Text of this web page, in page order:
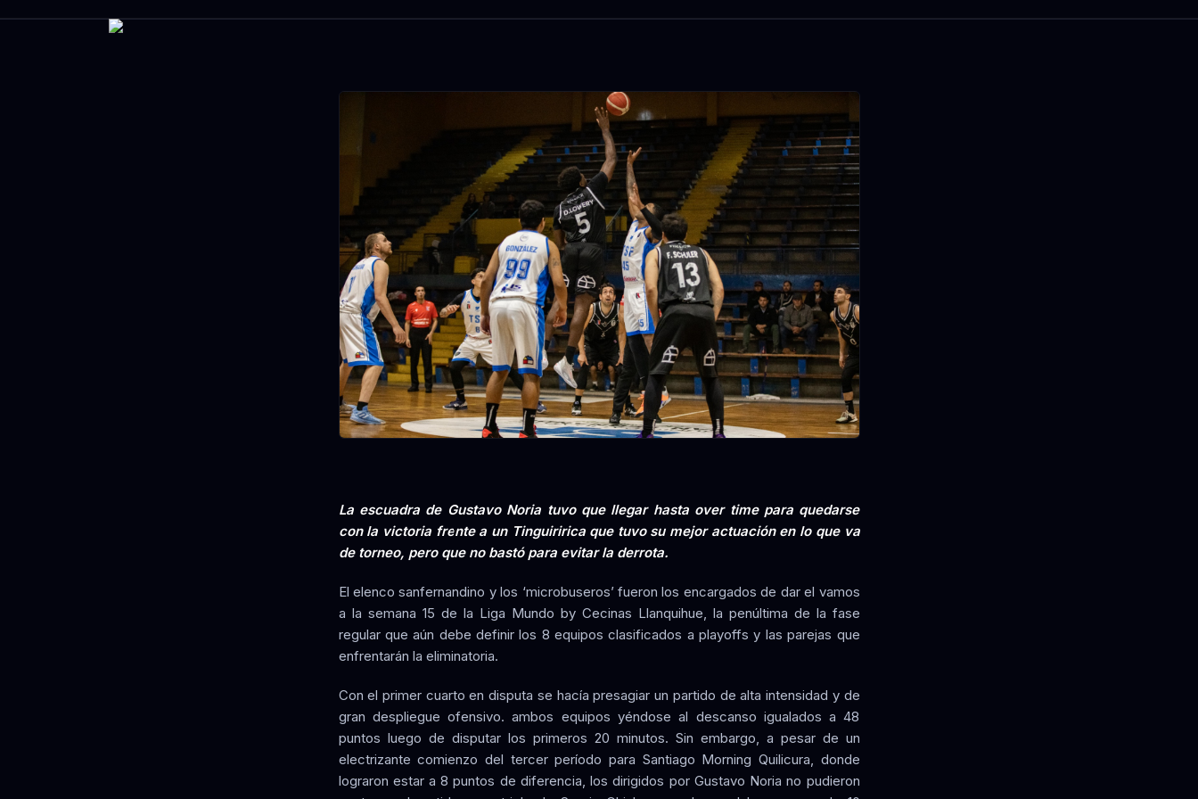
La escuadra de Gustavo Noria tuvo que llegar hasta over time para quedarse
con la victoria frente a un Tinguiririca que tuvo su mejor actuación en lo que va
de torneo, pero que no bastó para evitar la derrota.
El elenco sanfernandino y los ‘microbuseros’ fueron los encargados de dar el vamos
a la semana 15 de la Liga Mundo by Cecinas Llanquihue, la penúltima de la fase
regular que aún debe definir los 8 equipos clasificados a playoffs y las parejas que
enfrentarán la eliminatoria.
Con el primer cuarto en disputa se hacía presagiar un partido de alta intensidad y de
gran despliegue ofensivo. ambos equipos yéndose al descanso igualados a 48
puntos luego de disputar los primeros 20 minutos. Sin embargo, a pesar de un
electrizante comienzo del tercer período para Santiago Morning Quilicura, donde
lograron estar a 8 puntos de diferencia, los dirigidos por Gustavo Noria no pudieron